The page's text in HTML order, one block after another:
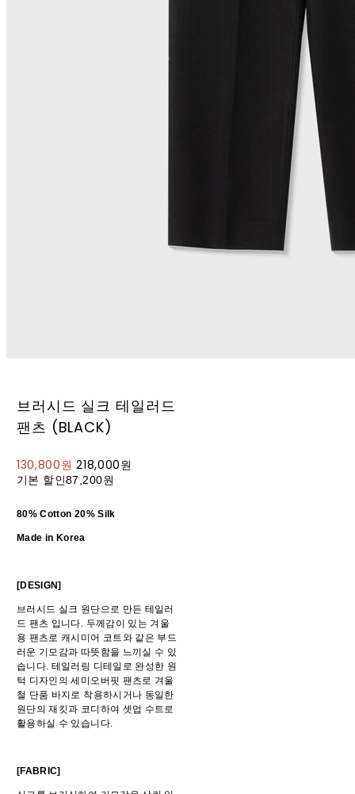
브러시드 실크 테일러드
팬츠 (BLACK)
130,800원218,000원
기본 할인87,200원
80% Cotton 20% Silk
Made in Korea
[DESIGN]
브러시드 실크 원단으로 만든 테일러
드 팬츠 입니다. 두께감이 있는 겨울
용 팬츠로 캐시미어 코트와 같은 부드
러운 기모감과 따뜻함을 느끼실 수 있
습니다. 테일러링 디테일로 완성한 원
턱 디자인의 세미오버핏 팬츠로 겨울
철 단품 바지로 착용하시거나 동일한
원단의 재킷과 코디하여 셋업 수트로
활용하실 수 있습니다.
[FABRIC]